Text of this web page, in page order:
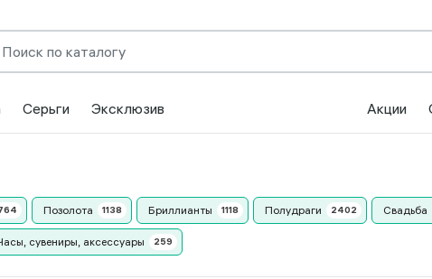
Серьги Эксклюзив Акции
Позолота Бриллианты Полудраги Свадьба
сувениры, аксессуары